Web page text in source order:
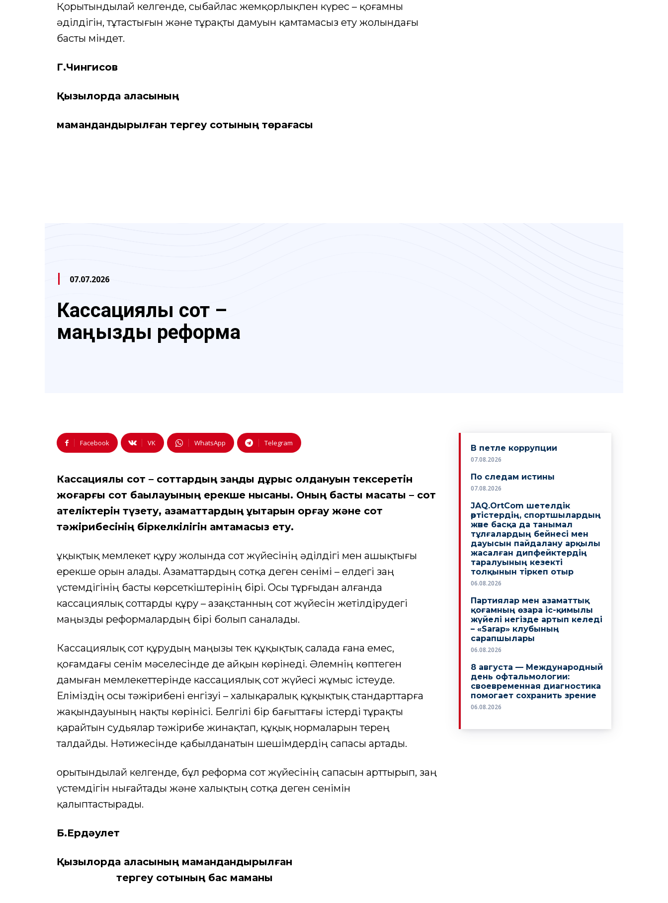
Қорытындылай келгенде, сыбайлас жемқорлықпен күрес – қоғамның
әділдігін, тұтастығын және тұрақты дамуын қамтамасыз ету жолындағы
басты міндет.
Г.Чингисов
Қызылорда қаласының
мамандандырылған тергеу сотының төрағасы